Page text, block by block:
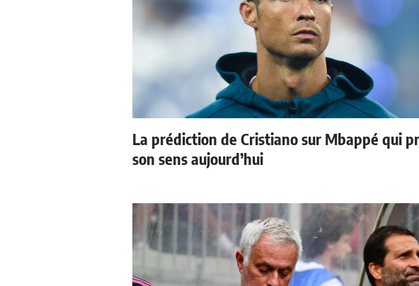
La prédiction de Cristiano sur Mbappé qui
son sens aujourd’hui